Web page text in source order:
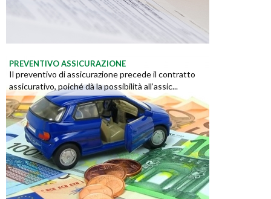
PREVENTIVO ASSICURAZIONE
Il preventivo di assicurazione precede il contratto
assicurativo, poiché dà la possibilità all’assic...